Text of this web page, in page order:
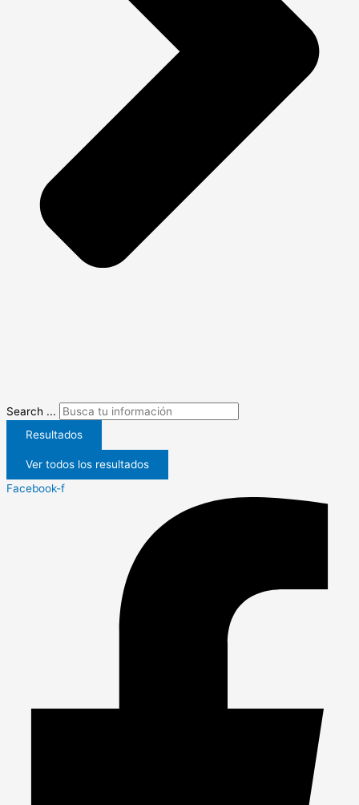
Search ...
Resultados
Ver todos los resultados
Facebook-f